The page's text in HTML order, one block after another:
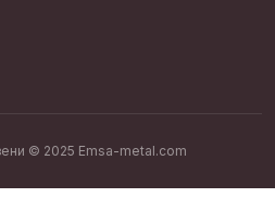
© 2025 Emsa-metal.com